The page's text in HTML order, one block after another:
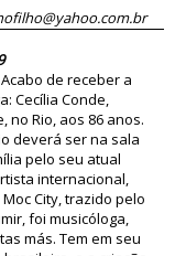
de receber a
Cecília Conde,
no Rio, aos 86 anos.
deverá ser na sala
pelo seu atual
internacional,
City, trazido pelo
foi musicóloga,
más. Tem em seu